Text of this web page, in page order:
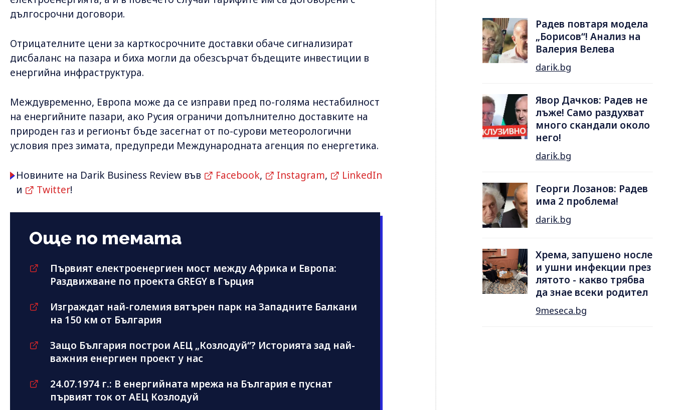
дългосрочни договори.
Отрицателните цени за карткосрочните доставки обаче сигнализират
дисбаланс на пазара и биха могли да обезсърчат бъдещите инвестиции в
енергийна инфраструктура.
Междувременно, Европа може да се изправи пред по-голяма нестабилност
на енергийните пазари, ако Русия ограничи допълнително доставките на
природен газ и регионът бъде засегнат от по-сурови метеорологични
условия през зимата, предупреди Международната агенция по енергетика.
Новините на Darik Business Review във Facebook, Instagram,
LinkedIn
и
Twitter!
Още по темата
Първият електроенергиен мост между Африка и Европа:
Раздвижване по проекта GREGY в Гърция
Изграждат най-големия вятърен парк на Западните Балкани
на 150 км от България
Защо България построи АЕЦ „Козлодуй“? Историята зад най-
важния енергиен проект у нас
24.07.1974 г.: В енергийната мрежа на България е пуснат
първият ток от АЕЦ Козлодуй
Радев повтаря модела
„Борисов“! Анализ на
Валерия Велева
darik.bg
Явор Дачков: Радев не
лъже! Само раздухват
много скандали около
него!
darik.bg
Георги Лозанов: Радев
има 2 проблема!
darik.bg
Хрема, запушено носле
и ушни инфекции през
лятотo - какво трябва
да знае всеки родител
9meseca.bg